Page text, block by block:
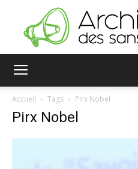
Accueil Tags Pirx Nobel
Pirx Nobel